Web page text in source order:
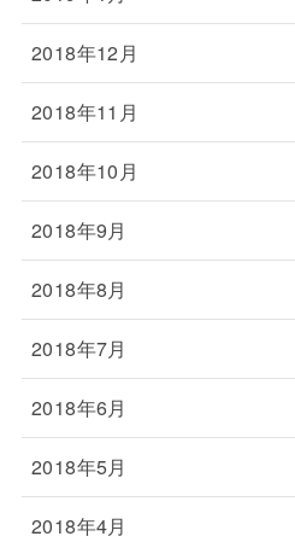
2018年12月
2018年11月
2018年10月
2018年9月
2018年8月
2018年7月
2018年6月
2018年5月
2018年4月